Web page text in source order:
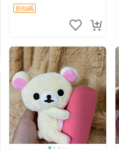
折扣碼